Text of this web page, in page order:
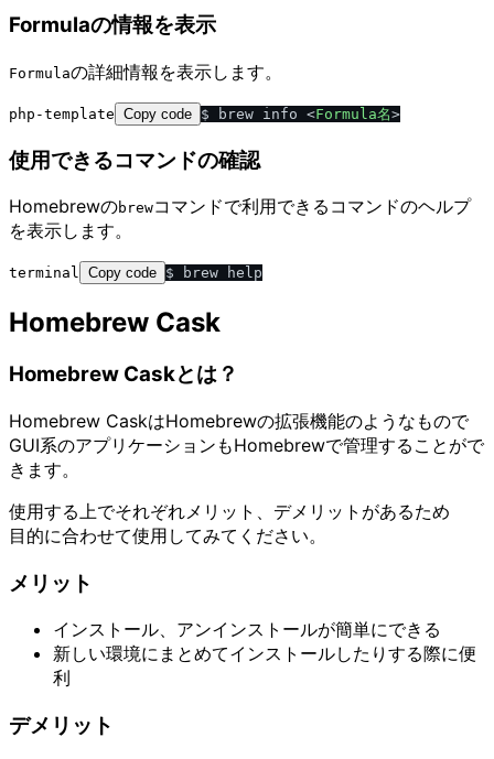
Formulaの情報を表示
Formulaの詳細情報を表示します。
php-template Copy code $ brew info <Formula名>
使用できるコマンドの確認
Homebrewのbrewコマンドで利用できるコマンドのヘルプ
を表示します。
terminal Copy code
Homebrew Cask
Homebrew Caskとは？
Homebrew CaskはHomebrewの拡張機能のようなもので
GUI系のアプリケーションもHomebrewで管理することがで
きます。
使用する上でそれぞれメリット、デメリットがあるため
目的に合わせて使用してみてください。
メリット
インストール、アンインストールが簡単にできる
新しい環境にまとめてインストールしたりする際に便
利
デメリット